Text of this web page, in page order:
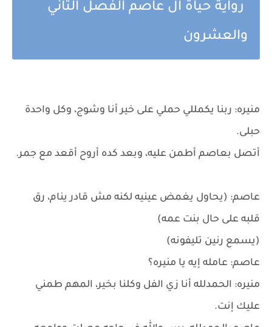
رواية حياة ال عاصم الفصل الثاني
والعشرون
منيره: ربنا يكمللي حملي على خير أنا وشوج، وكل واحدة
حبلى.
أتصل بعاصم أطمن عليه، وبعد كده أروح أقعد مع جمر.
عاصم: (يحاول يغمض عينيه لكنه مش قادر ينام، رق
قلبه على حال بنت عمه)
(يسمع رنين تليفونه)
عاصم: عامله إيه يا منيره؟
منيره: الحمدلله أنا زي الفل وكلنا بخير، المهم طمني
عليك إنت.